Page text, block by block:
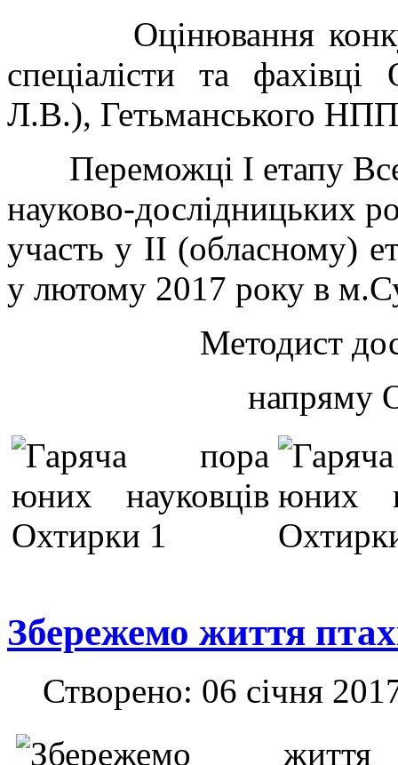
Оцінювання
спеціалісти та
Л.В.), Гетьманського
Переможці І етапу
науково-дослідницьких
участь у ІІ (обласному)
у лютому 2017 року в
Методист
Збережемо життя
Створено: 06 січня